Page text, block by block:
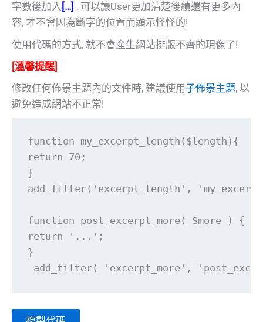
字數後加入 […] , 可以讓User更加清楚後續還有更多內
容, 才不會因為斷字的位置而顯示怪怪的!
使用代碼的方式, 就不會產生網站排版不齊的現像了!
[溫馨提醒]
修改任何佈景主題內的文件時, 建議使用子佈景主題, 以
避免造成網站不正常!
function my_excerpt_length($length){
return 70;
}
add_filter('excerpt_length',
function post_excerpt_more( $more ) {
return '...';
}
add_filter( 'excerpt_more',